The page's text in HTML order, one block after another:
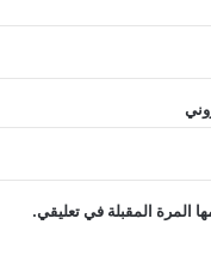
المرة المقبلة في تعليقي.